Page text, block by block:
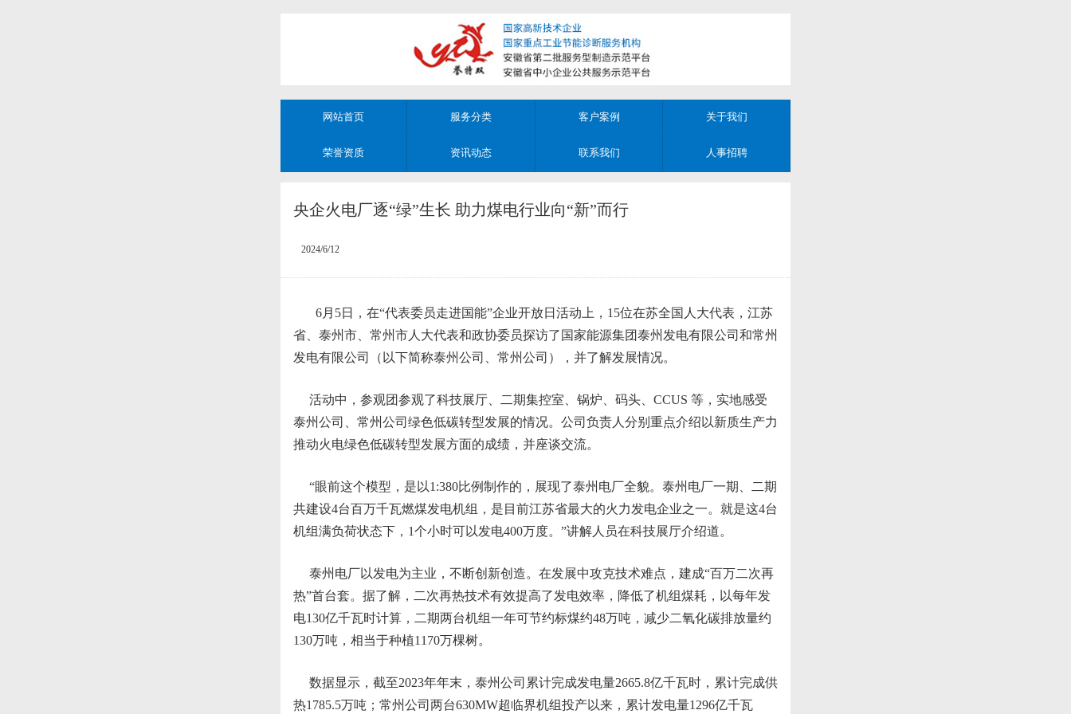
网站首页 服务分类 客户案例 关于我们
荣誉资质 资讯动态 联系我们 人事招聘
央企火电厂逐“绿”生长 助力煤电行业向“新”而行
2024/6/12
6月5日，在“代表委员走进国能”企业开放日活动上，15位在苏全国人大代表，江苏
省、泰州市、常州市人大代表和政协委员探访了国家能源集团泰州发电有限公司和常州
发电有限公司（以下简称泰州公司、常州公司），并了解发展情况。
活动中，参观团参观了科技展厅、二期集控室、锅炉、码头、CCUS 等，实地感受
泰州公司、常州公司绿色低碳转型发展的情况。公司负责人分别重点介绍以新质生产力
推动火电绿色低碳转型发展方面的成绩，并座谈交流。
“眼前这个模型，是以1:380比例制作的，展现了泰州电厂全貌。泰州电厂一期、二期
共建设4台百万千瓦燃煤发电机组，是目前江苏省最大的火力发电企业之一。就是这4台
机组满负荷状态下，1个小时可以发电400万度。”讲解人员在科技展厅介绍道。
泰州电厂以发电为主业，不断创新创造。在发展中攻克技术难点，建成“百万二次再
热”首台套。据了解，二次再热技术有效提高了发电效率，降低了机组煤耗，以每年发
电130亿千瓦时计算，二期两台机组一年可节约标煤约48万吨，减少二氧化碳排放量约
130万吨，相当于种植1170万棵树。
数据显示，截至2023年年末，泰州公司累计完成发电量2665.8亿千瓦时，累计完成供
热1785.5万吨；常州公司两台630MW超临界机组投产以来，累计发电量1296亿千瓦